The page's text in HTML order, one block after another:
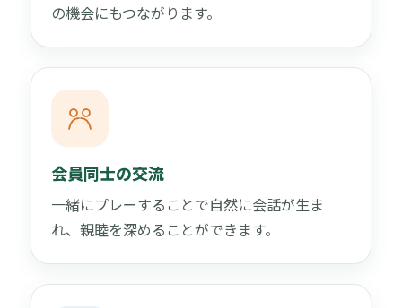
の機会にもつながります。
会員同士の交流
一緒にプレーすることで自然に会話が生ま
れ、親睦を深めることができます。